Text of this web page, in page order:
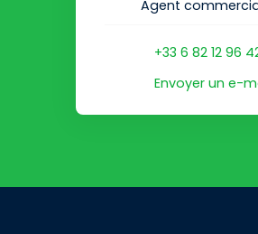
Agent
+33 6 82 12 96
Envoyer un e-